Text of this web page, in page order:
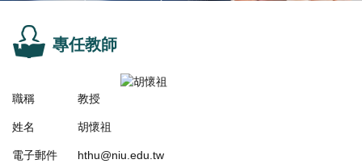
專任教師
職稱 教授
姓名 胡懷祖
電子郵件 hthu@niu.edu.tw